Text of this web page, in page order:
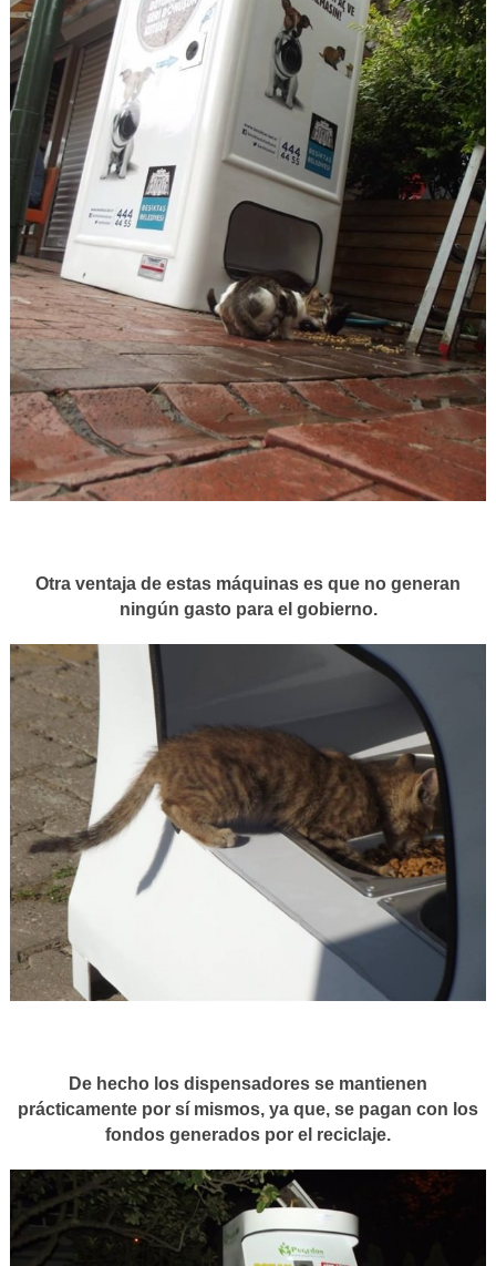
Otra ventaja de estas máquinas es que no generan
ningún gasto para el gobierno.
De hecho los dispensadores se mantienen
prácticamente por sí mismos, ya que, se pagan con los
fondos generados por el reciclaje.